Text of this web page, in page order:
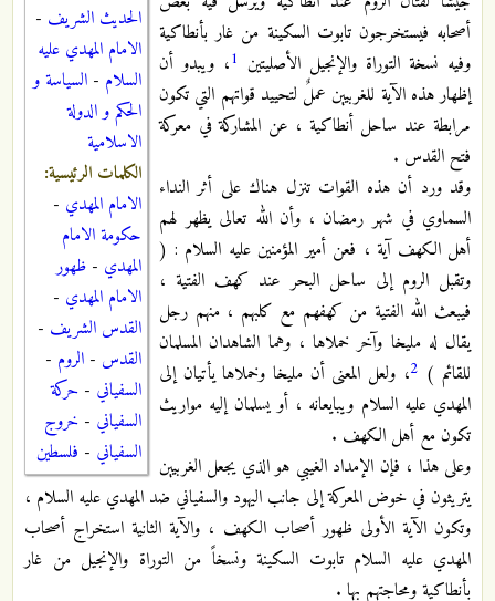
الحديث الشريف -
الامام المهدي عليه
السلام - السياسة و
الحكم و الدولة
الاسلامية
الكلمات الرئيسية:
الامام المهدي -
حكومة الامام
المهدي - ظهور
الامام المهدي -
القدس الشريف -
القدس - الروم -
السفياني - حركة
السفياني - خروج
السفياني - فلسطين
أصحابه فيستخرجون تابوت السكينة من غار بأنطاكية
وفيه نسخة التوراة والإنجيل الأصليتين 1، ويبدو أن
إظهار هذه الآية للغربيين عملٌ لتحييد قواتهم التي تكون
مرابطة عند ساحل أنطاكية ، عن المشاركة في معركة
فتح القدس .
وقد ورد أن هذه القوات تنزل هناك على أثر النداء
السماوي في شهر رمضان ، وأن الله تعالى يظهر لهم
أهل الكهف آية ، فعن أمير المؤمنين عليه السلام : (
وتقبل الروم إلى ساحل البحر عند كهف الفتية ،
فيبعث الله الفتية من كهفهم مع كلبهم ، منهم رجل
يقال له مليخا وآخر خملاها ، وهما الشاهدان المسلمان
للقائم ) 2، ولعل المعنى أن مليخا وخملاها يأتيان إلى
المهدي عليه السلام ويبايعانه ، أو يسلمان إليه مواريث
تكون مع أهل الكهف .
وعلى هذا ، فإن الإمداد الغيبي هو الذي يجعل الغربيين
يتريثون في خوض المعركة إلى جانب اليهود والسفياني ضد المهدي عليه السلام ،
وتكون الآية الأولى ظهور أصحاب الكهف ، والآية الثانية استخراج أصحاب
المهدي عليه السلام تابوت السكينة ونسخاً من التوراة والإنجيل من غار
بأنطاكية ومحاجتهم بها .